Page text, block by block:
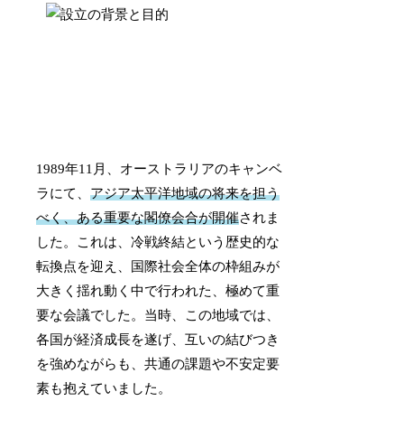
1989年11月、オーストラリアのキャンベ
ラにて、アジア太平洋地域の将来を担う
べく、ある重要な閣僚会合が開催されま
した。これは、冷戦終結という歴史的な
転換点を迎え、国際社会全体の枠組みが
大きく揺れ動く中で行われた、極めて重
要な会議でした。当時、この地域では、
各国が経済成長を遂げ、互いの結びつき
を強めながらも、共通の課題や不安定要
素も抱えていました。